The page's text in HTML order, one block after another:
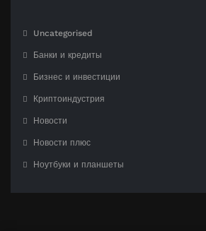
Uncategorised
Банки и кредиты
Бизнес и инвестиции
Криптоиндустрия
Новости
Новости плюс
Ноутбуки и планшеты